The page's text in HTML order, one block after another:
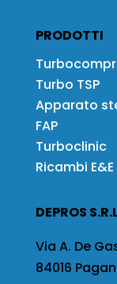
PRODOTTI
Turbo TSP
Apparato
FAP
Turboclinic
Ricambi
DEPROS
Via A. De
84016